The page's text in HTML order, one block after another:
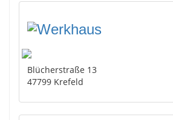
Blücherstraße 13
47799 Krefeld